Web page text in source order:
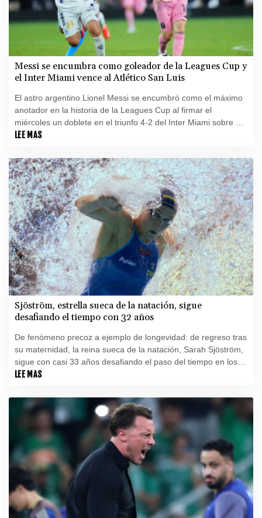
Messi se encumbra como goleador de la Leagues Cup y
el Inter Miami vence al Atlético San Luis
El astro argentino Lionel Messi se encumbró como el máximo
anotador en la historia de la Leagues Cup al firmar el
miércoles un doblete en el triunfo 4-2 del Inter Miami sobre el
Atlético San Luis en el estadio Nu.
LEE MAS
Sjöström, estrella sueca de la natación, sigue
desafiando el tiempo con 32 años
De fenómeno precoz a ejemplo de longevidad: de regreso tras
su maternidad, la reina sueca de la natación, Sarah Sjöström,
sigue con casi 33 años desafiando el paso del tiempo en los
Europeos de París.
LEE MAS